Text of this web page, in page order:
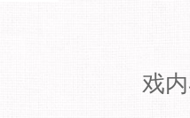
戏